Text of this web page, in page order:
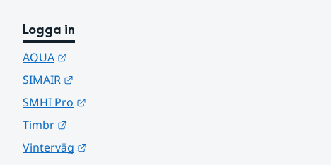
Logga in
AQUA
SIMAIR
SMHI Pro
Timbr
Vinterväg